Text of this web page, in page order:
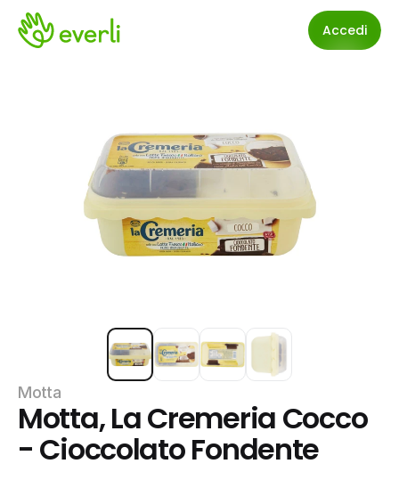
Accedi
Motta
Motta, La Cremeria Cocco
- Cioccolato Fondente